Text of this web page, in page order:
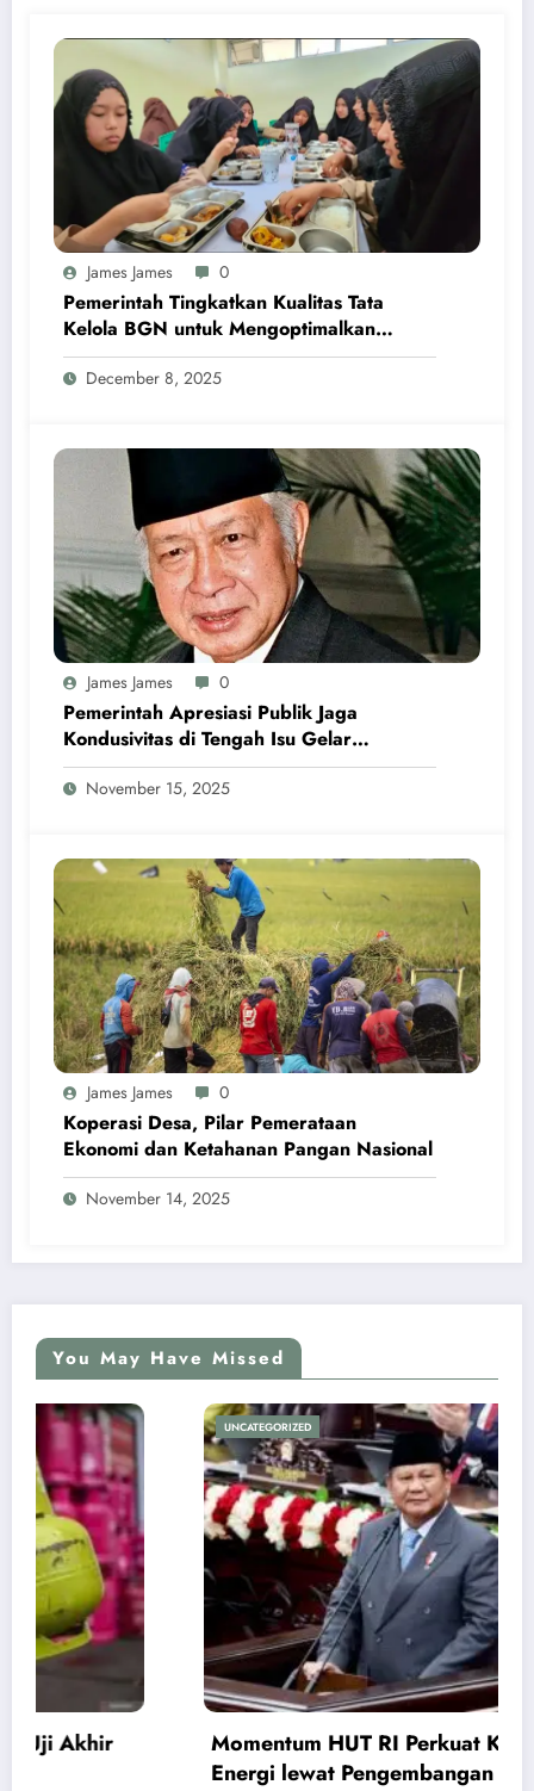
James James 0
Pemerintah Tingkatkan Kualitas Tata
Kelola BGN untuk Mengoptimalkan
Program MBG
December 8, 2025
James James 0
Pemerintah Apresiasi Publik Jaga
Kondusivitas di Tengah Isu Gelar
Pahlawan Soeharto
November 15, 2025
James James 0
Koperasi Desa, Pilar Pemerataan
Ekonomi dan Ketahanan Pangan Nasional
November 14, 2025
You May Have Missed
UNCATEGORIZED
Momentum HUT RI Perkuat Ketahanan
Energi lewat Pengembangan CNG 3 Kg